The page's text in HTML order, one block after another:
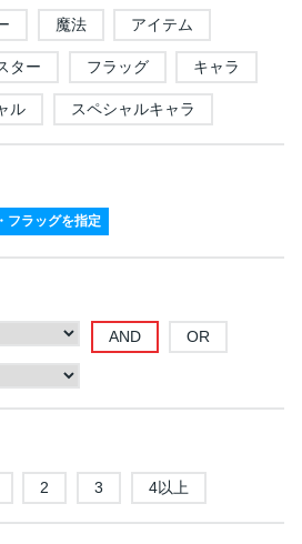
魔法 アイテム
ター フラッグ キャラ
ル スペシャルキャラ
フラッグを指定
AND OR
2 3 4以上